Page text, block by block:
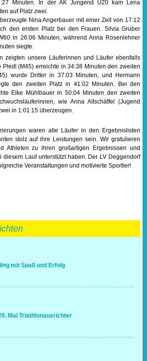
Minuten. In der AK Jungend U20 kam Lena
auf Platz zwei.
Nina Angerbauer mit einer Zeit von 17:12
den ersten Platz bei den Frauen. Silvia Gruber
in 26:06 Minuten, während Anna Rosenlehner
siegte.
zeigten unsere Läuferinnen und Läufer ebenfalls
Pledl (M45) erreichte in 34:38 Minuten den zweiten
wurde Dritter in 37:03 Minuten, und Hermann
den zweiten Platz in 41:02 Minuten. Bei den
Elke Mühlbauer in 50:04 Minuten den zweiten
wie Anna Altschäffel (Jugend
in 1:01:15 überzeugen.
waren alle Läufer in den Ergebnislisten
stolz auf ihre Leistungen sein. Wir gratulieren
Athleten zu ihren großartigen Ergebnissen und
Lauf unterstützt haben. Der LV Deggendorf
Veranstaltungen und motivierte Sportler!
mit Spaß und Erfolg
Mal Triathlonausrichter